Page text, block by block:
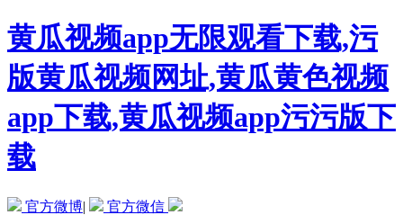
黄瓜视频app无限观看下载,污
版黄瓜视频网址,黄瓜黄色视频
app下载,黄瓜视频app污污版下
载
官方微博| 官方微信